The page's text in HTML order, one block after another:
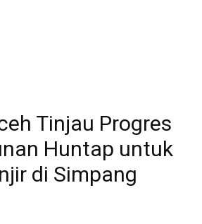
Tinjau Progres
Huntap untuk
di Simpang